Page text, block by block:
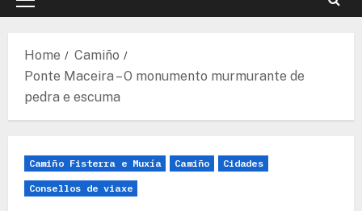
Primary
Home
Camiño
Ponte Maceira – O monumento murmurante de
pedra e escuma
Camiño Fisterra e Muxía Camiño Cidades
Consellos de viaxe